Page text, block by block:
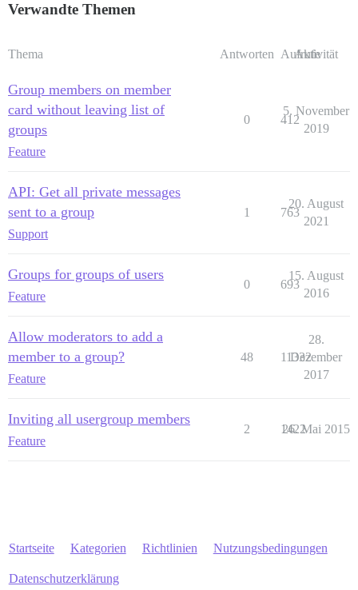
Verwandte Themen
Thema Antworten Aufrufe
Aktivität
Group members on member
card without leaving list of
groups
Feature
0 412
5. November
2019
API: Get all private messages
sent to a group
Support
1 763
20. August
2021
Groups for groups of users
Feature
0 693
15. August
2016
Allow moderators to add a
member to a group?
Feature
48 11332
28.
Dezember
2017
Inviting all usergroup members
Feature
2 1422
26. Mai 2015
Startseite Kategorien Richtlinien Nutzungsbedingungen
Datenschutzerklärung